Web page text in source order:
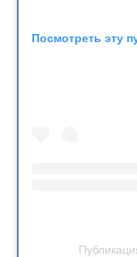
Посмотреть эту